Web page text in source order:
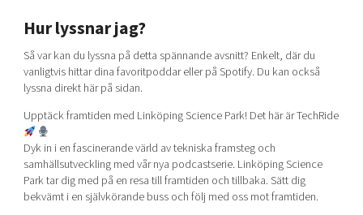
Hur lyssnar jag?
Så var kan du lyssna på detta spännande avsnitt? Enkelt, där du
vanligtvis hittar dina favoritpoddar eller på Spotify. Du kan också
lyssna direkt här på sidan.
Upptäck framtiden med Linköping Science Park! Det här är TechRide
Dyk in i en fascinerande värld av tekniska framsteg och
samhällsutveckling med vår nya podcastserie. Linköping Science
Park tar dig med på en resa till framtiden och tillbaka. Sätt dig
bekvämt i en självkörande buss och följ med oss mot framtiden.